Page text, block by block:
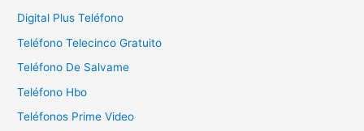
Digital Plus Teléfono
Teléfono Telecinco Gratuito
Teléfono De Salvame
Teléfono Hbo
Teléfonos Prime Video